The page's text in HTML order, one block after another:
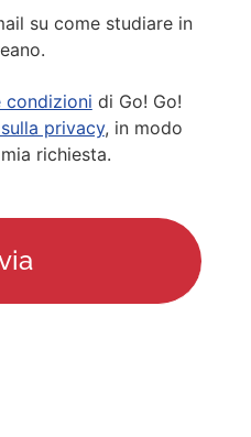
su come studiare in
condizioni di Go! Go!
privacy, in modo
richiesta.